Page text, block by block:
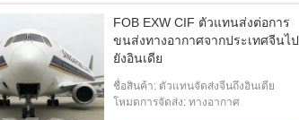
FOB EXW CIF ตัวแทนส่งต่อการ
ขนส่งทางอากาศจากประเทศจีนไป
ยังอินเดีย
ชื่อสินค้า: ตัวแทนจัดส่งจีนถึงอินเดีย
โหมดการจัดส่ง: ทางอากาศ